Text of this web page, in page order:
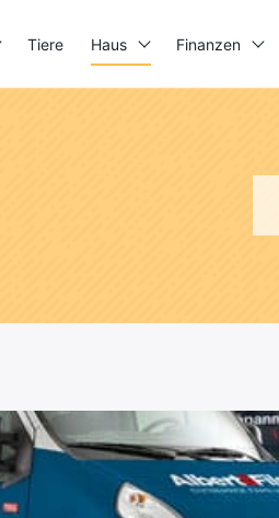
Tiere Haus Finanzen